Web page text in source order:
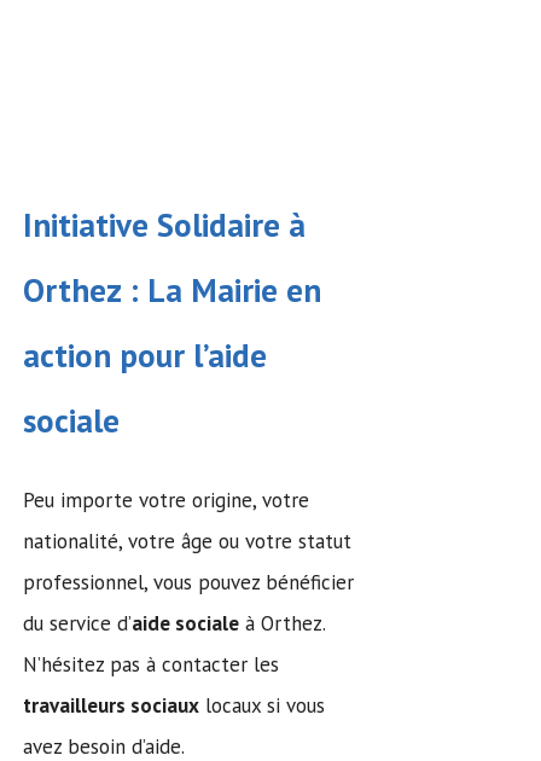
Initiative Solidaire à
Orthez : La Mairie en
action pour l’aide
sociale
Peu importe votre origine, votre
nationalité, votre âge ou votre statut
professionnel, vous pouvez bénéficier
du service d’aide sociale à Orthez.
N’hésitez pas à contacter les
travailleurs sociaux locaux si vous
avez besoin d’aide.